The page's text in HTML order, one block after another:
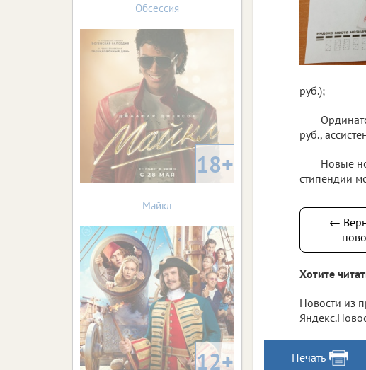
руб.);
руб.,
Новые
стипендии
←
Хотите
Новости из
Печать
Обсессия
18+
Майкл
12+